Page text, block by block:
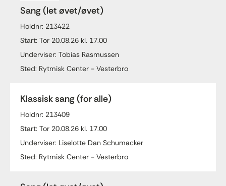
Sang (let øvet/øvet)
Holdnr: 213422
Start: Tor 20.08.26 kl. 17.00
Underviser: Tobias Rasmussen
Sted: Rytmisk Center - Vesterbro
Klassisk sang (for alle)
Holdnr: 213409
Start: Tor 20.08.26 kl. 17.00
Underviser: Liselotte Dan Schumacker
Sted: Rytmisk Center - Vesterbro